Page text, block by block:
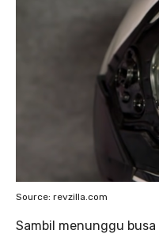
Source: revzilla.com
Sambil menunggu